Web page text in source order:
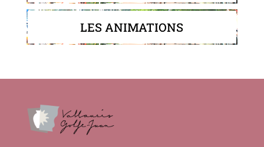
LES ANIMATIONS